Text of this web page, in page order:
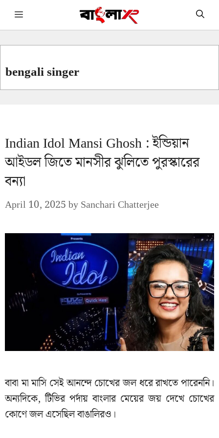
Skip Menu
bengali singer
Indian Idol Mansi Ghosh : ইন্ডিয়ান
আইডল জিতে মানসীর ঝুলিতে পুরস্কারের
বন্যা
April 10, 2025bySanchari Chatterjee
বাবা মা মাসি সেই আনন্দে চোখের জল ধরে রাখতে পারেননি।
অন্যদিকে, টিভির পর্দায় বাংলার মেয়ের জয় দেখে চোখের
কোণে জল এসেছিল বাঙালিরও।